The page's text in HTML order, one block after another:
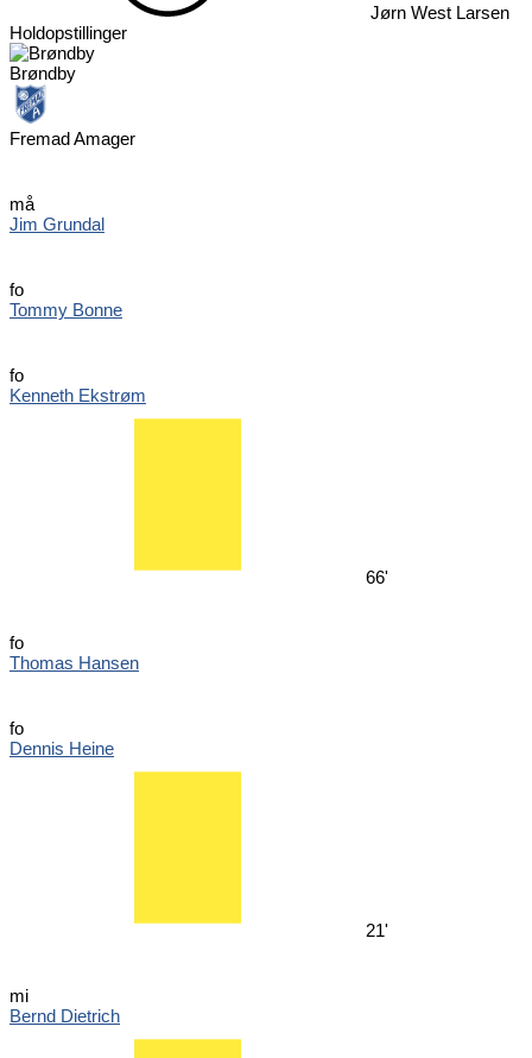
Jørn West Larsen
Holdopstillinger
Brøndby
Fremad Amager
må
Jim Grundal
fo
Tommy Bonne
fo
Kenneth Ekstrøm
66'
fo
Thomas Hansen
fo
Dennis Heine
21'
mi
Bernd Dietrich